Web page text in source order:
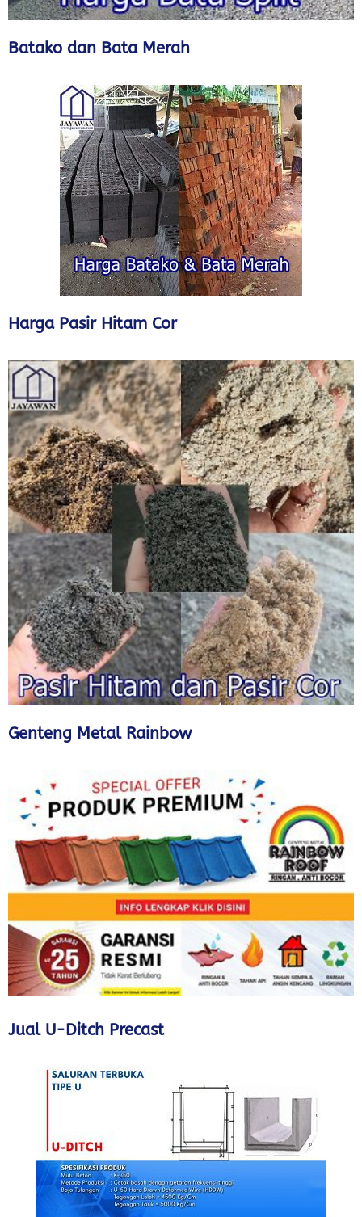
Batako dan Bata Merah
Harga Pasir Hitam Cor
Genteng Metal Rainbow
Jual U-Ditch Precast